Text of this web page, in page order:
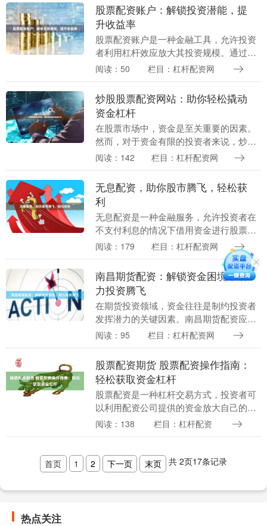
股票配资账户：解锁投资潜能，提
升收益率
股票配资账户是一种金融工具，允许投资
者利用杠杆效应放大其投资规模。通过向
配资公司借入资金，投资者可以购买更多
作？** 股票....
阅读：50 栏目：杠杆配资网
炒股股票配资网站：助你轻松撬动
资金杠杆
在股票市场中，资金是至关重要的因素。
然而，对于资金有限的投资者来说，炒股
配资网站可以提供一个有效的解决方案。
提供资金杠杆服....
阅读：142 栏目：杠杆配资网
无息配资，助你股市腾飞，轻松获
利
无息配资是一种金融服务，允许投资者在
不支付利息的情况下借用资金进行股票投
资。这为投资者提供了放大收益的绝佳机
会，同时无需承担利息成本。 **如何运
作？** 无息....
阅读：179 栏目：杠杆配资网
南昌期货配资：解锁资金困境，助
力投资腾飞
在期货投资领域，资金往往是制约投资者
发挥潜力的关键因素。南昌期货配资应运
而生，为投资者提供了解锁资金困境的有
的保证金向配资....
阅读：95 栏目：杠杆配资网
股票配资期货 股票配资操作指南：
轻松获取资金杠杆
股票配资是一种杠杆交易方式，投资者可
以利用配资公司提供的资金放大自己的投
资规模股票配资期货，从而提高收益率。
阅读：138 栏目：杠杆配资
首页 1 2 下一页 末页 共 2页17条记录
热点关注